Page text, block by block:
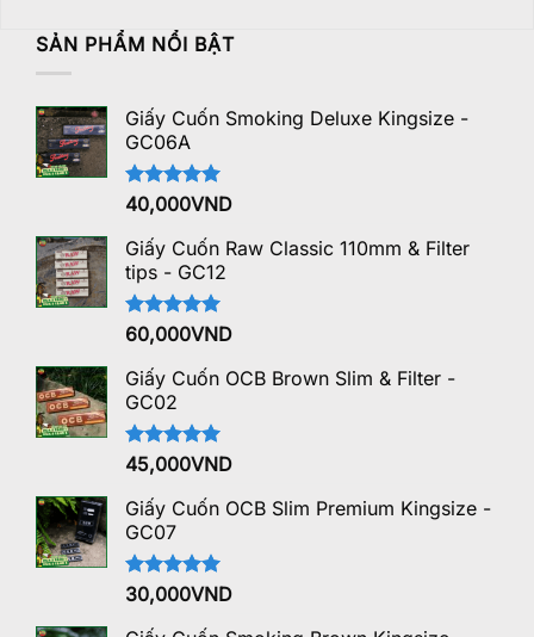
SẢN PHẨM NỔI BẬT
Giấy Cuốn Smoking Deluxe Kingsize -
GC06A
Được xếp
hạng
5 sao
40,000VND
Giấy Cuốn Raw Classic 110mm & Filter
tips - GC12
Được xếp
hạng
5 sao
60,000VND
Giấy Cuốn OCB Brown Slim & Filter -
GC02
Được xếp
hạng
5 sao
45,000VND
Giấy Cuốn OCB Slim Premium Kingsize -
GC07
Được xếp
hạng
5 sao
30,000VND